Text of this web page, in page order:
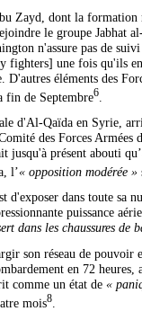
Zayd, dont la
le groupe Jabhat
n'assure pas de
fighters] une fois qu'ils
éléments des
fin de Septembre6.
d'Al-Qaïda en Syrie,
des Forces
jusqu'à présent abouti
l’« opposition modérée »
d'exposer dans toute
puissance
dans les chaussures de
son réseau de
en 72
comme un état de «
mois8.